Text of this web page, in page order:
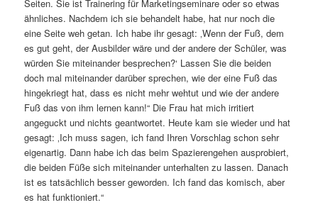
Seiten. Sie ist Trainering für Marketingseminare oder so etwas
ähnliches. Nachdem ich sie behandelt habe, hat nur noch die
eine Seite weh getan. Ich habe ihr gesagt: ‚Wenn der Fuß, dem
es gut geht, der Ausbilder wäre und der andere der Schüler, was
würden Sie miteinander besprechen?‘ Lassen Sie die beiden
doch mal miteinander darüber sprechen, wie der eine Fuß das
hingekriegt hat, dass es nicht mehr wehtut und wie der andere
Fuß das von ihm lernen kann!“ Die Frau hat mich irritiert
angeguckt und nichts geantwortet. Heute kam sie wieder und hat
gesagt: ‚Ich muss sagen, ich fand Ihren Vorschlag schon sehr
eigenartig. Dann habe ich das beim Spazierengehen ausprobiert,
die beiden Füße sich miteinander unterhalten zu lassen. Danach
ist es tatsächlich besser geworden. Ich fand das komisch, aber
es hat funktioniert.“